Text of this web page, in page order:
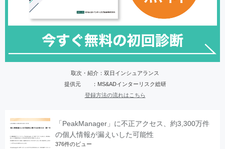
取次・紹介：双日インシュアランス
提供元 ：MS&ADインターリスク総研
登録方法の流れはこちら
「PeakManager」に不正アクセス、約3,300万件
の個人情報が漏えいした可能性
376件のビュー